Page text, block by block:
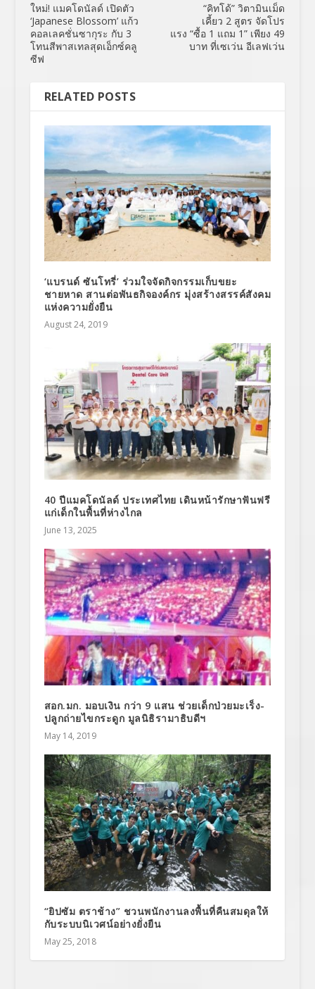
ใหม่! แมคโดนัลด์ เปิดตัว
‘Japanese Blossom’ แก้ว
คอลเลคชั่นซากุระ กับ 3
โทนสีพาสเทลสุดเอ็กซ์คลู
ซีฟ
“คิทโด้” วิตามินเม็ด
เคี้ยว 2 สูตร จัดโปร
แรง “ซื้อ 1 แถม 1” เพียง 49
บาท ที่เซเว่น อีเลฟเว่น
RELATED POSTS
‘แบรนด์ ซันโทรี่’ ร่วมใจจัดกิจกรรมเก็บขยะ
ชายหาด สานต่อพันธกิจองค์กร มุ่งสร้างสรรค์สังคม
แห่งความยั่งยืน
August 24, 2019
40 ปีแมคโดนัลด์ ประเทศไทย เดินหน้ารักษาฟันฟรี
แก่เด็กในพื้นที่ห่างไกล
June 13, 2025
สอก.มก. มอบเงิน กว่า 9 แสน ช่วยเด็กป่วยมะเร็ง-
ปลูกถ่ายไขกระดูก มูลนิธิรามาธิบดีฯ
May 14, 2019
“ยิปซัม ตราช้าง” ชวนพนักงานลงพื้นที่คืนสมดุลให้
กับระบบนิเวศน์อย่างยั่งยืน
May 25, 2018